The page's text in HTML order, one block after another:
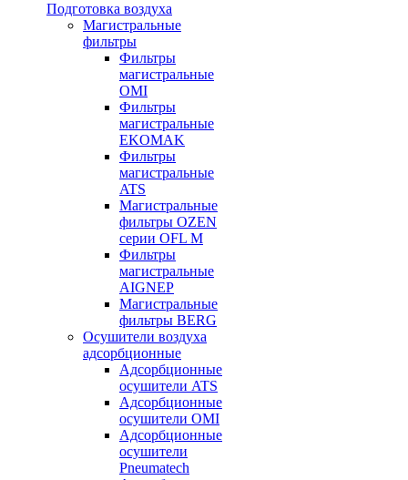
Подготовка воздуха
Магистральные
фильтры
Фильтры
магистральные
OMI
Фильтры
магистральные
EKOMAK
Фильтры
магистральные
ATS
Магистральные
фильтры OZEN
серии OFL M
Фильтры
магистральные
AIGNEP
Магистральные
фильтры BERG
Осушители воздуха
адсорбционные
Адсорбционные
осушители ATS
Адсорбционные
осушители OMI
Адсорбционные
осушители
Pneumatech